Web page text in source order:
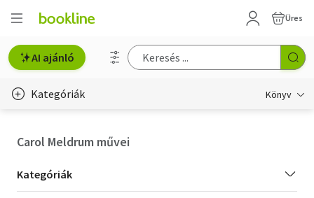
Üres
AI ajánló
Kategóriák Könyv
Carol Meldrum művei
Kategória
szűrés
Kategóriák